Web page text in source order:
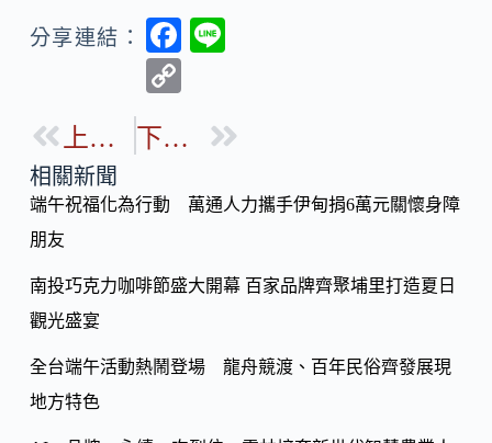
分享連結：
F
b
o
p
Li
k
上一篇 下一篇
相關新聞
端午祝福化為行動 萬通人力攜手伊甸捐6萬元關懷身障
朋友
南投巧克力咖啡節盛大開幕 百家品牌齊聚埔里打造夏日
觀光盛宴
全台端午活動熱鬧登場 龍舟競渡、百年民俗齊發展現
地方特色